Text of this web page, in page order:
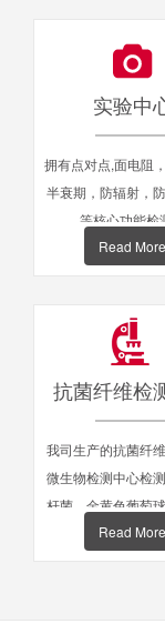
实验中
拥有点对点,面电阻
半衰期，防辐射，
等核心功能检
Read More
抗菌纤维检
我司生产的抗菌纤
微生物检测中心检
杆菌，金黄色葡萄
念珠菌等抗菌率达
Read More